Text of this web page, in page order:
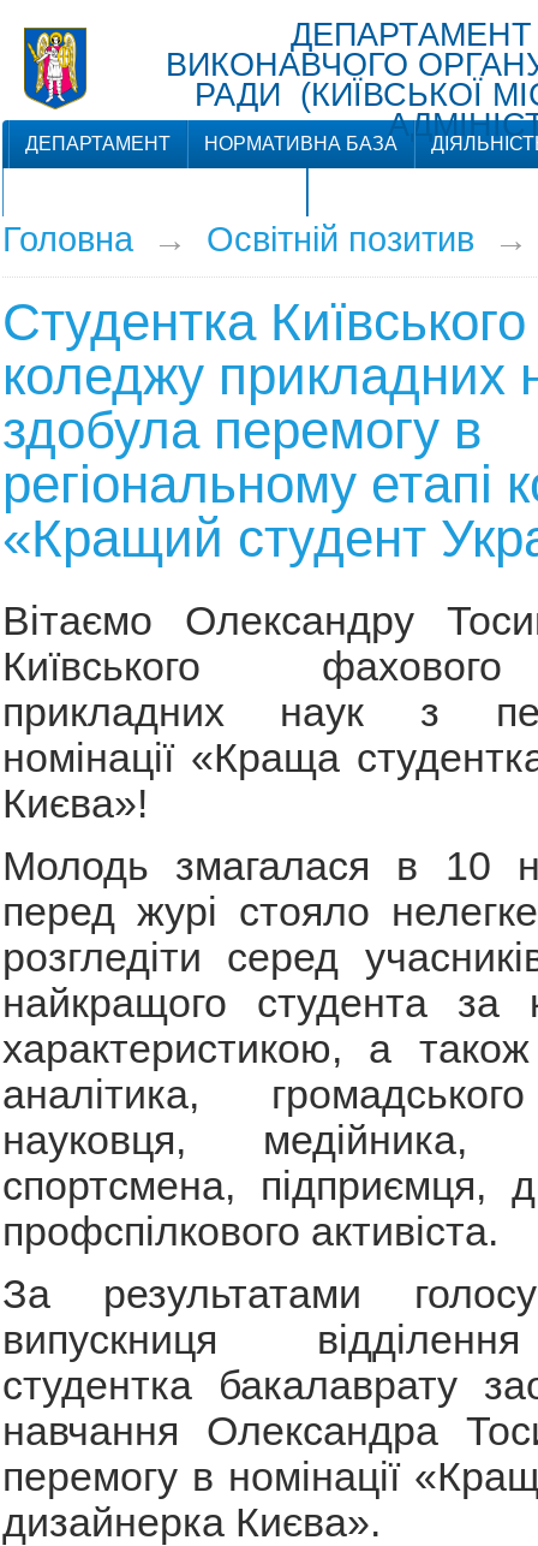
ВИКОНАВЧОГО
РАДИ (КИЇВСЬКОЇ
ДЕПАРТАМЕНТ НОРМАТИВНА БАЗА
Головна→ Освітній позитив
Студентка
коледжу прикладних
здобула перемогу в
регіональному етапі
«Кращий студент
Вітаємо Олександру
Київського
прикладних наук з
номінації «Краща
Києва»!
Молодь змагалася в 10
перед журі стояло
розгледіти серед
найкращого студента за
характеристикою, а
аналітика,
науковця, медійника,
спортсмена, підприємця,
профспілкового активіста.
За результатами
випускниця
студентка бакалаврату
навчання Олександра
перемогу в номінації
дизайнерка Києва».